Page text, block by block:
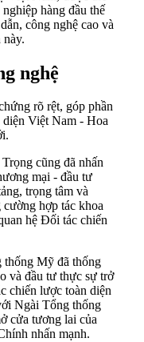
hàng đầu thế
công nghệ cao và
này.
nghệ
rõ rệt, góp phần
Việt Nam - Hoa
cũng đã nhấn
mại - đầu tư
trọng tâm và
hợp tác khoa
hệ Đối tác chiến
thống Mỹ đã thống
và đầu tư thực sự trở
chiến lược toàn diện
Ngài Tổng thống
cửa tương lai của
nhấn mạnh.